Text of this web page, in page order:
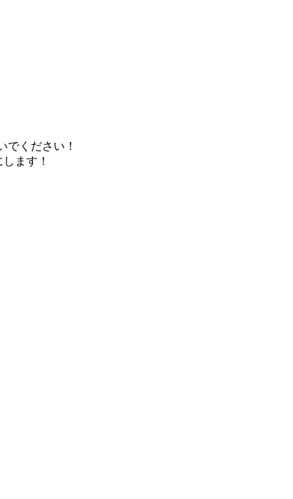
でください！
ます！